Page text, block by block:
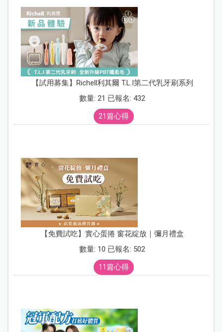
【試用募集】Richell利其爾 T.L.I第二代乳牙刷系列
數量: 21 已報名: 432
21篇心得
【免費試吃】實心蛋捲 窗花綻放｜彌月禮盒
數量: 10 已報名: 502
11篇心得